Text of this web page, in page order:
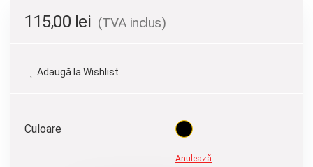
115,00 lei (TVA inclus)
Adaugă la Wishlist
Culoare
Anulează